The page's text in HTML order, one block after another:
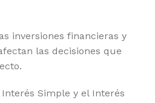
inversiones financieras y
las decisiones que
Simple y el Interés